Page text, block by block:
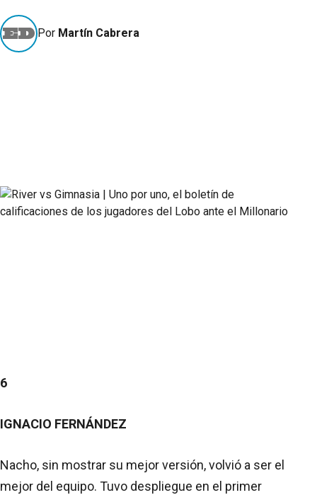
Por Martín Cabrera
6
IGNACIO FERNÁNDEZ
Nacho, sin mostrar su mejor versión, volvió a ser el
mejor del equipo. Tuvo despliegue en el primer